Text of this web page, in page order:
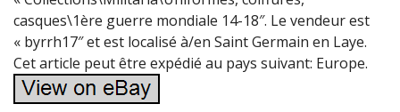
casques\1ère guerre mondiale 14-18″. Le vendeur est
« byrrh17″ et est localisé à/en Saint Germain en Laye.
Cet article peut être expédié au pays suivant: Europe.